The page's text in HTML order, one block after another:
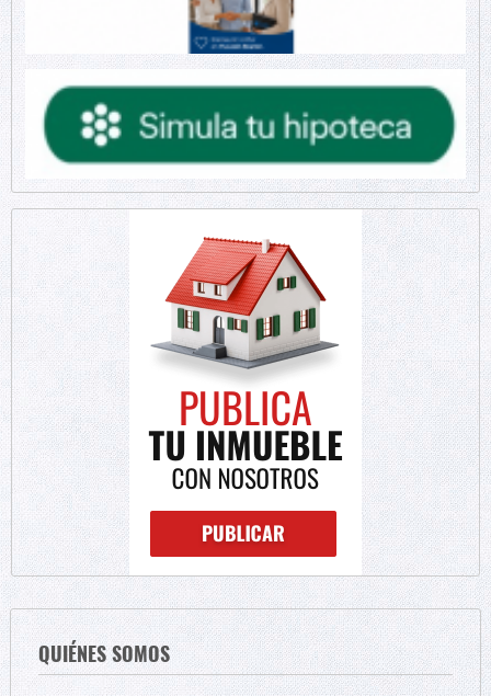
QUIÉNES SOMOS